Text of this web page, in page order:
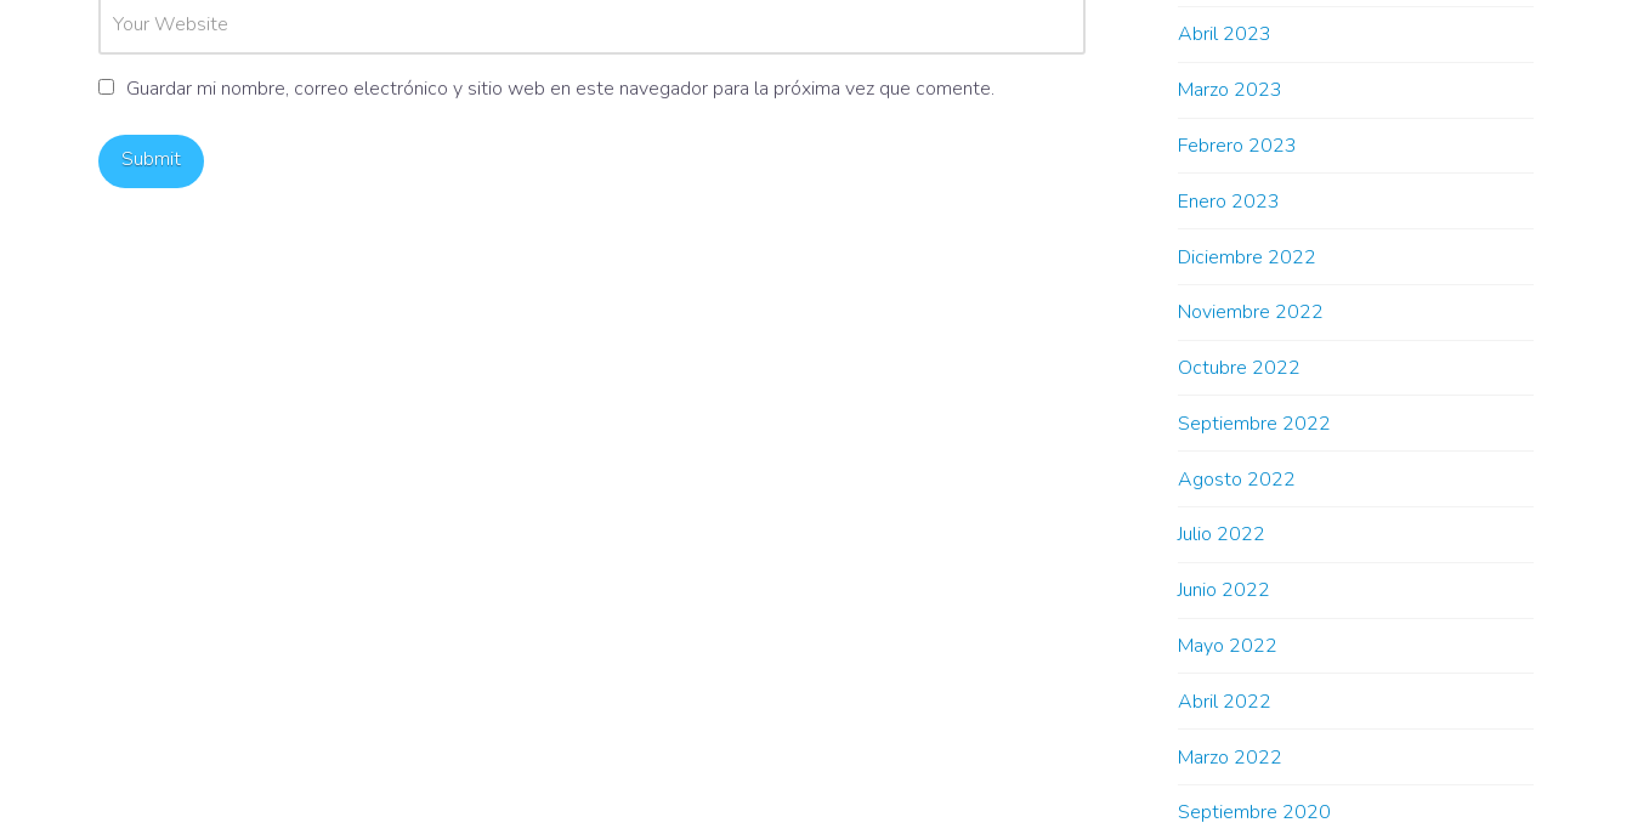
Guardar mi nombre, correo electrónico y sitio web en este navegador para la próxima vez que comente.
Abril 2023
Marzo 2023
Febrero 2023
Enero 2023
Diciembre 2022
Noviembre 2022
Octubre 2022
Septiembre 2022
Agosto 2022
Julio 2022
Junio 2022
Mayo 2022
Abril 2022
Marzo 2022
Septiembre 2020